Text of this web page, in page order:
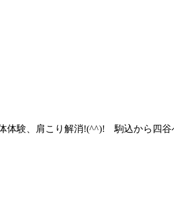
体験、肩こり解消!(^^)! 駒込から四谷